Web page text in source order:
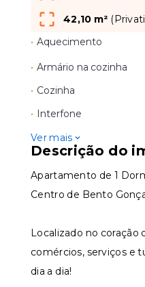
42,10 m² (
• Aquecimento
• Armário na cozinha
• Cozinha
• Interfone
Ver mais
Descrição do
Apartamento de 1
Centro de Bento
Localizado no coração
comércios, serviços e
dia a dia!